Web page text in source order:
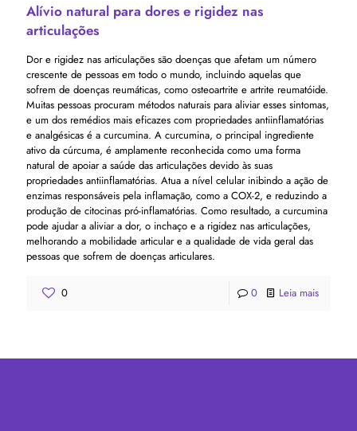
Alívio natural para dores e rigidez nas
articulações
Dor e rigidez nas articulações são doenças que afetam um número
crescente de pessoas em todo o mundo, incluindo aquelas que
sofrem de doenças reumáticas, como osteoartrite e artrite reumatóide.
Muitas pessoas procuram métodos naturais para aliviar esses sintomas,
e um dos remédios mais eficazes com propriedades antiinflamatórias
e analgésicas é a curcumina. A curcumina, o principal ingrediente
ativo da cúrcuma, é amplamente reconhecida como uma forma
natural de apoiar a saúde das articulações devido às suas
propriedades antiinflamatórias. Atua a nível celular inibindo a ação de
enzimas responsáveis ​​pela inflamação, como a COX-2, e reduzindo a
produção de citocinas pró-inflamatórias. Como resultado, a curcumina
pode ajudar a aliviar a dor, o inchaço e a rigidez nas articulações,
melhorando a mobilidade articular e a qualidade de vida geral das
pessoas que sofrem de doenças articulares.
0 0 Leia mais